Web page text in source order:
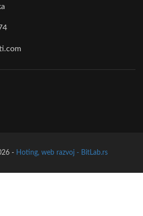
- Hoting, web razvoj - BitLab.rs